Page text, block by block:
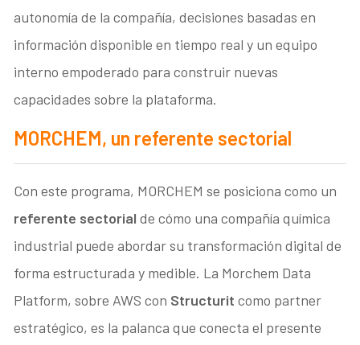
autonomía de la compañía, decisiones basadas en
información disponible en tiempo real y un equipo
interno empoderado para construir nuevas
capacidades sobre la plataforma.
MORCHEM, un referente sectorial
Con este programa, MORCHEM se posiciona como un
referente sectorial de cómo una compañía química
industrial puede abordar su transformación digital de
forma estructurada y medible. La Morchem Data
Platform, sobre AWS con Structuritcomo partner
estratégico, es la palanca que conecta el presente